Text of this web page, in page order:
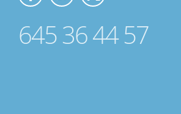
645 36 44 57